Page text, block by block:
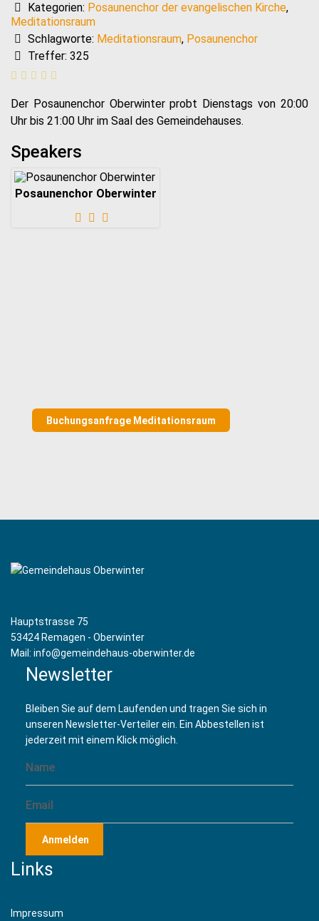
Kategorien: Posaunenchor der evangelischen Kirche,
Meditationsraum
Schlagworte: Meditationsraum, Posaunenchor
Treffer: 325
Der Posaunenchor Oberwinter probt Dienstags von 20:00
Uhr bis 21:00 Uhr im Saal des Gemeindehauses.
Speakers
Posaunenchor Oberwinter
Buchungsanfrage Meditationsraum
Hauptstrasse 75
53424 Remagen - Oberwinter
Mail: info@gemeindehaus-oberwinter.de
Newsletter
Bleiben Sie auf dem Laufenden und tragen Sie sich in
unseren Newsletter-Verteiler ein. Ein Abbestellen ist
jederzeit mit einem Klick möglich.
Anmelden
Links
Impressum